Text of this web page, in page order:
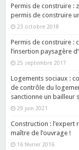
Permis de construire :
permis de construire
23 octobre 2018
Permis de construire :
l’insertion paysagère
25 septembre 2017
Logements sociaux :
de contrôle du
sanctionne un bailleur
29 juin 2021
Construction : l’expert
maître de l’ouvrage !
16 février 2016